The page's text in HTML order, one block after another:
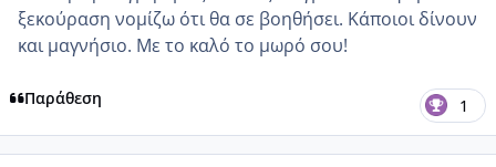
ξεκούραση νομίζω ότι θα σε βοηθήσει. Κάποιοι δίνουν
και μαγνήσιο. Με το καλό το μωρό σου!
Παράθεση 1